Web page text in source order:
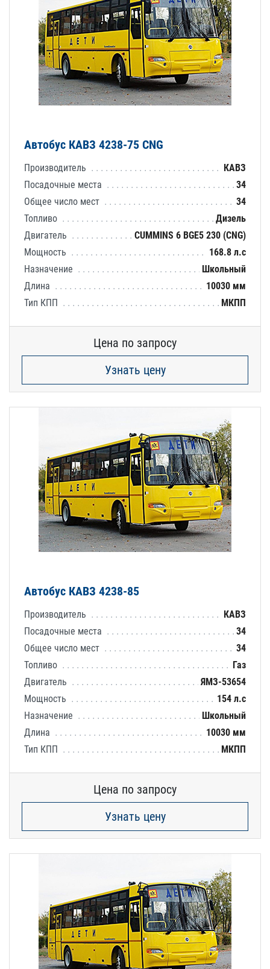
Автобус КАВЗ 4238-75 CNG
Производитель
КАВЗ
Посадочные места
34
Общее число мест
34
Топливо
Дизель
Двигатель
CUMMINS 6 BGE5 230 (CNG)
Мощность
168.8 л.с
Назначение
Школьный
Длина
10030 мм
Тип КПП
МКПП
Цена по запросу
Узнать цену
Автобус КАВЗ 4238-85
Производитель
КАВЗ
Посадочные места
34
Общее число мест
34
Топливо
Газ
Двигатель
ЯМЗ-53654
Мощность
154 л.с
Назначение
Школьный
Длина
10030 мм
Тип КПП
МКПП
Цена по запросу
Узнать цену